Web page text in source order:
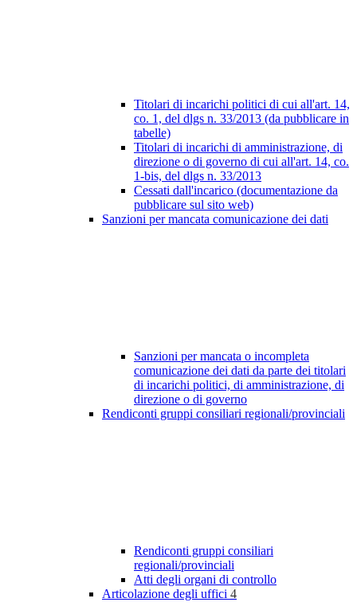
Titolari di incarichi politici di cui all'art. 14,
co. 1, del dlgs n. 33/2013 (da pubblicare in
tabelle)
Titolari di incarichi di amministrazione, di
direzione o di governo di cui all'art. 14, co.
1-bis, del dlgs n. 33/2013
Cessati dall'incarico (documentazione da
pubblicare sul sito web)
Sanzioni per mancata comunicazione dei dati
Sanzioni per mancata o incompleta
comunicazione dei dati da parte dei titolari
di incarichi politici, di amministrazione, di
direzione o di governo
Rendiconti gruppi consiliari regionali/provinciali
Rendiconti gruppi consiliari
regionali/provinciali
Atti degli organi di controllo
Articolazione degli uffici 4